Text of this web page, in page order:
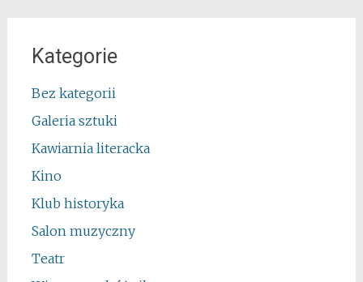
Kategorie
Bez kategorii
Galeria sztuki
Kawiarnia literacka
Kino
Klub historyka
Salon muzyczny
Teatr